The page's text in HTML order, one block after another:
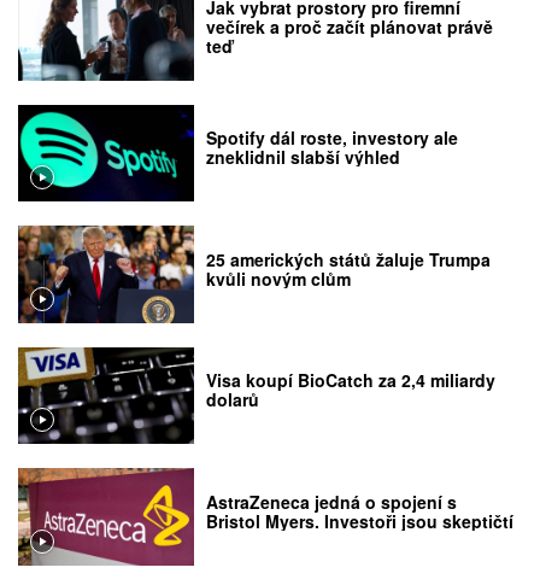
Jak vybrat prostory pro firemní
večírek a proč začít plánovat právě
teď
Spotify dál roste, investory ale
zneklidnil slabší výhled
25 amerických států žaluje Trumpa
kvůli novým clům
Visa koupí BioCatch za 2,4 miliardy
dolarů
AstraZeneca jedná o spojení s
Bristol Myers. Investoři jsou skeptičtí